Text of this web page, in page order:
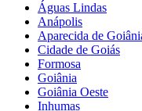
Águas Lindas
Anápolis
Aparecida de
Cidade de Goiás
Formosa
Goiânia
Goiânia Oeste
Inhumas